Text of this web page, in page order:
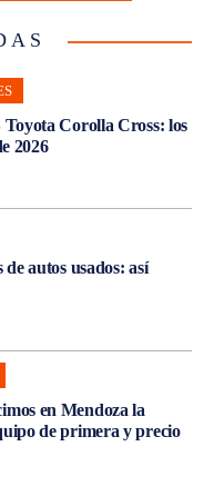
Corolla Cross: los
2026
autos usados: así
en Mendoza la
de primera y precio